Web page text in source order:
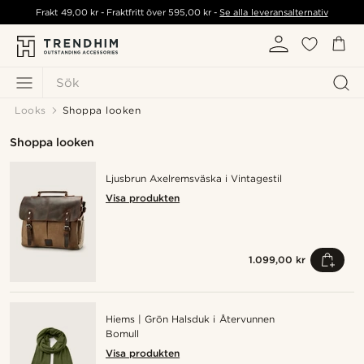
Sök
Frakt 49,00 kr- Fraktfritt över595,00 kr -Se alla leveransalternativ
Looks Shoppa looken
Shoppa looken
Ljusbrun Axelremsväska i Vintagestil
Visa produkten
1.099,00 kr
Hiems | Grön Halsduk i Återvunnen
Bomull
Visa produkten